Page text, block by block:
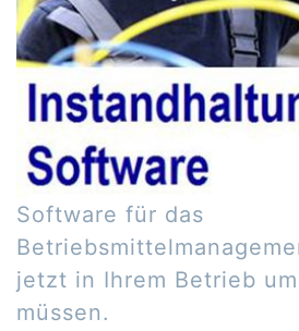
Software für das
jetzt in Ihrem Betrieb
müssen.